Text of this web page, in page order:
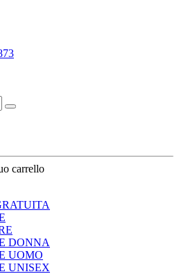
carrello
DONNA
UOMO
UNISEX